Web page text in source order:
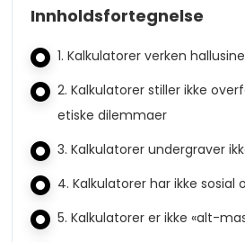
Innholdsfortegnelse
1. Kalkulatorer verken
2. Kalkulatorer stiller ikke
etiske dilemmaer
3. Kalkulatorer undergraver
4. Kalkulatorer har ikke sosial
5. Kalkulatorer er ikke «alt-